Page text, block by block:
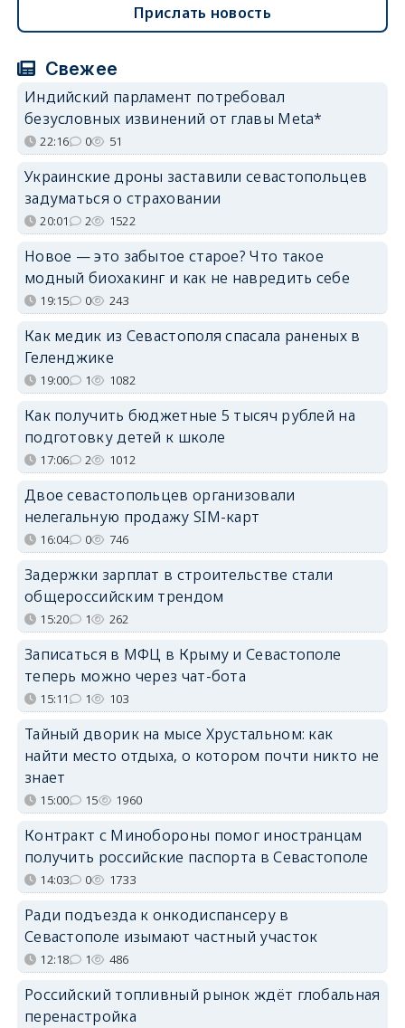
Прислать новость
Свежее
Индийский парламент потребовал
безусловных извинений от главы Meta*
22:16 0 51
Украинские дроны заставили севастопольцев
задуматься о страховании
20:01 2 1522
Новое — это забытое старое? Что такое
модный биохакинг и как не навредить себе
19:15 0 243
Как медик из Севастополя спасала раненых в
Геленджике
19:00 1 1082
Как получить бюджетные 5 тысяч рублей на
подготовку детей к школе
17:06 2 1012
Двое севастопольцев организовали
нелегальную продажу SIM-карт
16:04 0 746
Задержки зарплат в строительстве стали
общероссийским трендом
15:20 1 262
Записаться в МФЦ в Крыму и Севастополе
теперь можно через чат-бота
15:11 1 103
Тайный дворик на мысе Хрустальном: как
найти место отдыха, о котором почти никто не
знает
15:00 15 1960
Контракт с Минобороны помог иностранцам
получить российские паспорта в Севастополе
14:03 0 1733
Ради подъезда к онкодиспансеру в
Севастополе изымают частный участок
12:18 1 486
Российский топливный рынок ждёт глобальная
перенастройка